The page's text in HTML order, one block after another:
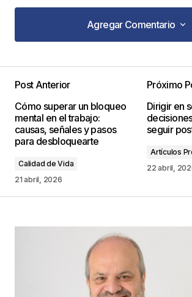
Agregar Comentario
Agregar Comentario
publicada. Los campos
marcados con*
Your Name*
Post Anterior
Cómo superar un bloqueo
mental en el trabajo:
causas, señales y pasos
para desbloquearte
Calidad de Vida
21 abril, 2026
Próximo
Dirigir en
seguir
Artículos
22 abril,